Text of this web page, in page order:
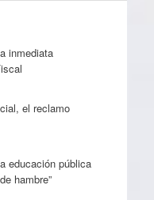
inmediata
el reclamo
educación pública
hambre”